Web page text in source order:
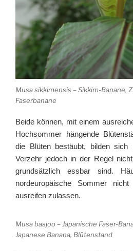
Musa sikkimensis – Sikkim-Banane,
Faserbanane
Beide können, mit einem
Hochsommer hängende
die Blüten bestäubt, bilden sich
Verzehr jedoch in der Regel
grundsätzlich essbar sind.
nordeuropäische Sommer
ausreifen zulassen.
Musa basjoo – Japanische Faser-
Japanese Banana, Blütenstand